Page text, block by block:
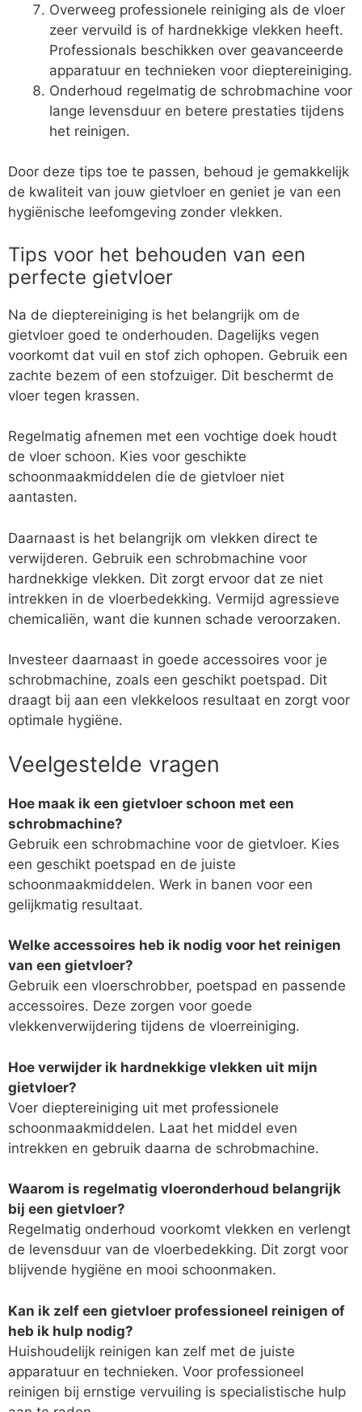
Overweeg professionele reiniging als de vloer
zeer vervuild is of hardnekkige vlekken heeft.
Professionals beschikken over geavanceerde
apparatuur en technieken voor dieptereiniging.
Onderhoud regelmatig de schrobmachine voor
lange levensduur en betere prestaties tijdens
het reinigen.
Door deze tips toe te passen, behoud je gemakkelijk
de kwaliteit van jouw gietvloer en geniet je van een
hygiënische leefomgeving zonder vlekken.
Tips voor het behouden van een
perfecte gietvloer
Na de dieptereiniging is het belangrijk om de
gietvloer goed te onderhouden. Dagelijks vegen
voorkomt dat vuil en stof zich ophopen. Gebruik een
zachte bezem of een stofzuiger. Dit beschermt de
vloer tegen krassen.
Regelmatig afnemen met een vochtige doek houdt
de vloer schoon. Kies voor geschikte
schoonmaakmiddelen die de gietvloer niet
aantasten.
Daarnaast is het belangrijk om vlekken direct te
verwijderen. Gebruik een schrobmachine voor
hardnekkige vlekken. Dit zorgt ervoor dat ze niet
intrekken in de vloerbedekking. Vermijd agressieve
chemicaliën, want die kunnen schade veroorzaken.
Investeer daarnaast in goede accessoires voor je
schrobmachine, zoals een geschikt poetspad. Dit
draagt bij aan een vlekkeloos resultaat en zorgt voor
optimale hygiëne.
Veelgestelde vragen
Hoe maak ik een gietvloer schoon met een
schrobmachine?
Gebruik een schrobmachine voor de gietvloer. Kies
een geschikt poetspad en de juiste
schoonmaakmiddelen. Werk in banen voor een
gelijkmatig resultaat.
Welke accessoires heb ik nodig voor het reinigen
van een gietvloer?
Gebruik een vloerschrobber, poetspad en passende
accessoires. Deze zorgen voor goede
vlekkenverwijdering tijdens de vloerreiniging.
Hoe verwijder ik hardnekkige vlekken uit mijn
gietvloer?
Voer dieptereiniging uit met professionele
schoonmaakmiddelen. Laat het middel even
intrekken en gebruik daarna de schrobmachine.
Waarom is regelmatig vloeronderhoud belangrijk
bij een gietvloer?
Regelmatig onderhoud voorkomt vlekken en verlengt
de levensduur van de vloerbedekking. Dit zorgt voor
blijvende hygiëne en mooi schoonmaken.
Kan ik zelf een gietvloer professioneel reinigen of
heb ik hulp nodig?
Huishoudelijk reinigen kan zelf met de juiste
apparatuur en technieken. Voor professioneel
reinigen bij ernstige vervuiling is specialistische hulp